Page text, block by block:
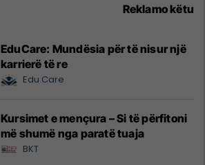
Reklamo këtu
EduCare: Mundësia për të nisur një
karrierë të re
Edu Care
Kursimet e mençura – Si të përfitoni
më shumë nga paratë tuaja
BKT